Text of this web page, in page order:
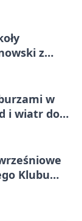
z
w
i wiatr do
Klubu